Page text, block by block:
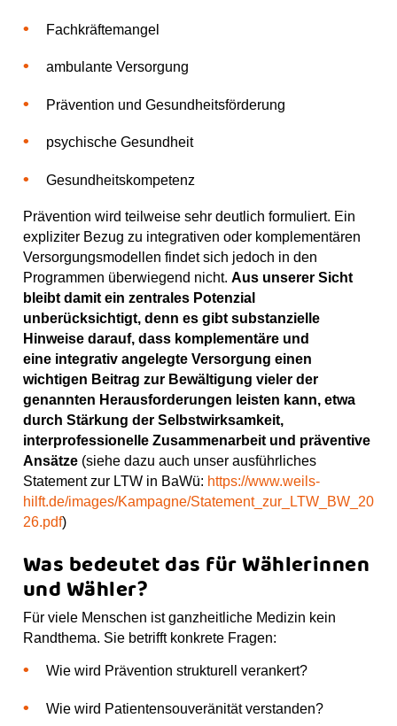
Fachkräftemangel
ambulante Versorgung
Prävention und Gesundheitsförderung
psychische Gesundheit
Gesundheitskompetenz
Prävention wird teilweise sehr deutlich formuliert. Ein
expliziter Bezug zu integrativen oder komplementären
Versorgungsmodellen findet sich jedoch in den
Programmen überwiegend nicht. Aus unserer Sicht
bleibt damit ein zentrales Potenzial
unberücksichtigt, denn es gibt substanzielle
Hinweise darauf, dass komplementäre und
eine integrativ angelegte Versorgung einen
wichtigen Beitrag zur Bewältigung vieler der
genannten Herausforderungen leisten kann, etwa
durch Stärkung der Selbstwirksamkeit,
interprofessionelle Zusammenarbeit und präventive
Ansätze (siehe dazu auch unser ausführliches
Statement zur LTW in BaWü: https://www.weils-
hilft.de/images/Kampagne/Statement_zur_LTW_BW_20
26.pdf)
Was bedeutet das für Wählerinnen
und Wähler?
Für viele Menschen ist ganzheitliche Medizin kein
Randthema. Sie betrifft konkrete Fragen:
Wie wird Prävention strukturell verankert?
Wie wird Patientensouveränität verstanden?